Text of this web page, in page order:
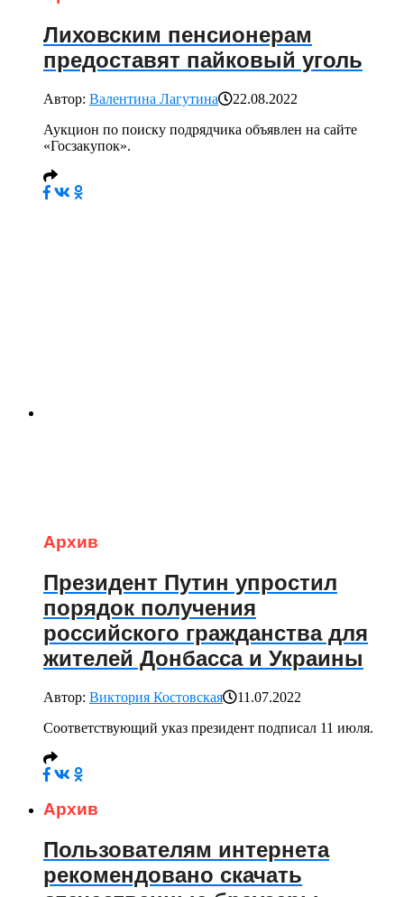
Лиховским пенсионерам
предоставят пайковый уголь
Автор: Валентина Лагутина
22.08.2022
Аукцион по поиску подрядчика объявлен на сайте
«Госзакупок».
Архив
Президент Путин упростил
порядок получения
российского гражданства для
жителей Донбасса и Украины
Автор: Виктория Костовская
11.07.2022
Соответствующий указ президент подписал 11 июля.
Архив
Пользователям интернета
рекомендовано скачать